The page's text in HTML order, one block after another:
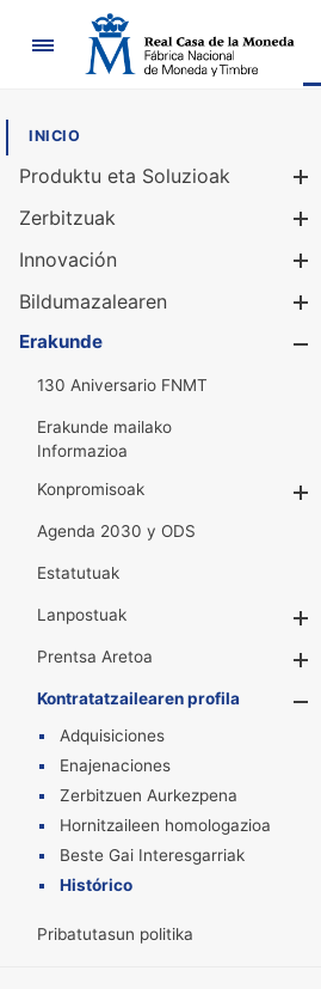
Nabigazioa
INICIO
Produktu eta Soluzioak
Zerbitzuak
Innovación
Bildumazalearen
Erakunde
130 Aniversario FNMT
Erakunde mailako
Informazioa
Konpromisoak
Agenda 2030 y ODS
Estatutuak
Lanpostuak
Prentsa Aretoa
Kontratatzailearen profila
Adquisiciones
Enajenaciones
Zerbitzuen Aurkezpena
Hornitzaileen homologazioa
Beste Gai Interesgarriak
Histórico
Pribatutasun politika